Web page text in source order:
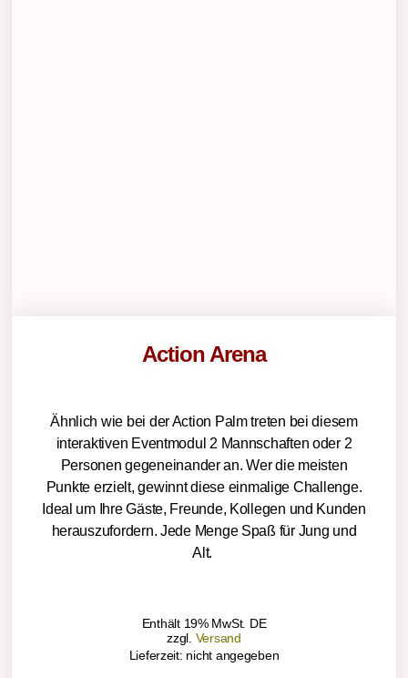
Action Arena
Ähnlich wie bei der Action Palm treten bei diesem
interaktiven Eventmodul 2 Mannschaften oder 2
Personen gegeneinander an. Wer die meisten
Punkte erzielt, gewinnt diese einmalige Challenge.
Ideal um Ihre Gäste, Freunde, Kollegen und Kunden
herauszufordern. Jede Menge Spaß für Jung und
Alt.
Enthält 19% MwSt. DE
zzgl. Versand
Lieferzeit: nicht angegeben